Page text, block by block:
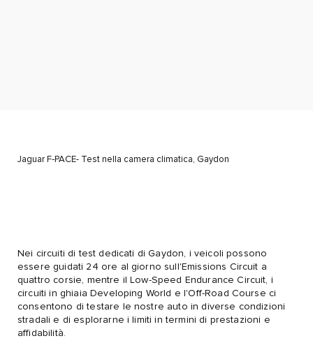
Jaguar F‑PACE- Test nella camera climatica, Gaydon
Nei circuiti di test dedicati di Gaydon, i veicoli possono
essere guidati 24 ore al giorno sull'Emissions Circuit a
quattro corsie, mentre il Low-Speed Endurance Circuit, i
circuiti in ghiaia Developing World e l'Off-Road Course ci
consentono di testare le nostre auto in diverse condizioni
stradali e di esplorarne i limiti in termini di prestazioni e
affidabilità.